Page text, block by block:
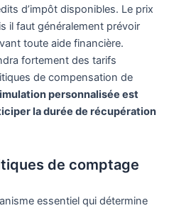
d’impôt disponibles. Le prix
il faut généralement prévoir
toute aide financière.
fortement des tarifs
de compensation de
personnalisée est
la durée de récupération
de comptage
essentiel qui détermine